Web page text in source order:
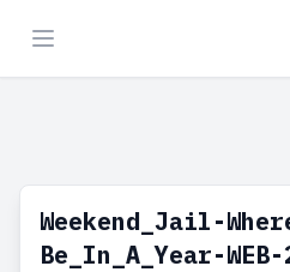
Weekend_Jail-
Be_In_A_Year-